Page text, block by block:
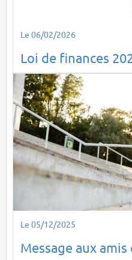
Le 06/02/2026
Loi de finances
Le 05/12/2025
Message aux